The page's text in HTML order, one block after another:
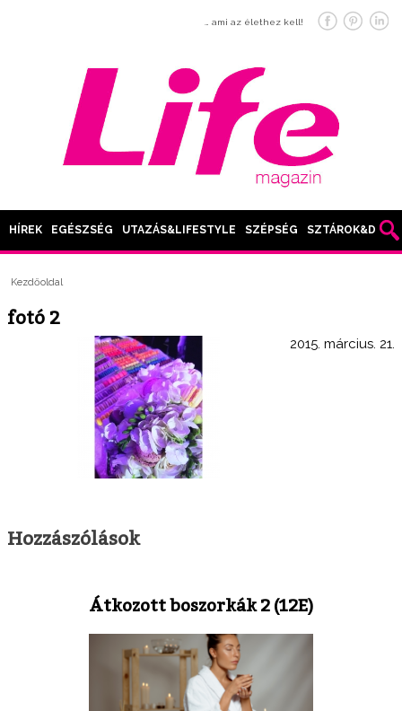
… ami az élethez kell!
HÍREK EGÉSZSÉG UTAZÁS&LIFESTYLE SZÉPSÉG SZTÁROK&DIVAT
Kezdőoldal
fotó 2
2015. március. 21.
Hozzászólások
Átkozott boszorkák 2 (12E)